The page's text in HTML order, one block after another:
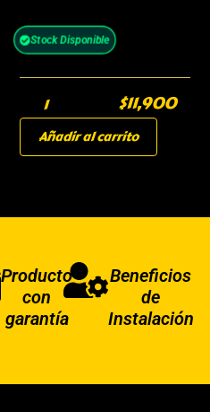
Stock Disponible
$11,900
Añadir al carrito
Producto
con
garantía
Beneficios
de
Instalación